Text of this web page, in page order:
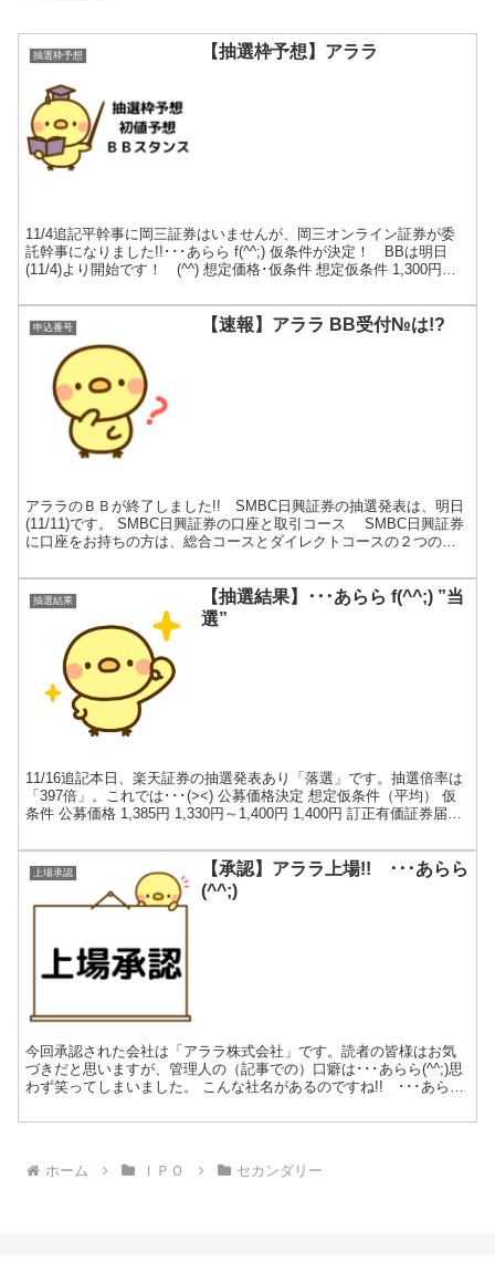
抽選枠予想 【抽選枠予想】アララ
11/4追記平幹事に岡三証券はいませんが、岡三オンライン証券が委
託幹事になりました!!･･･あらら f(^^;) 仮条件が決定！ BBは明日
(11/4)より開始です！ (^^) 想定価格･仮条件 想定仮条件 1,300円～
申込番号 【速報】アララ BB受付№は!?
アララのＢＢが終了しました!! SMBC日興証券の抽選発表は、明日
(11/11)です。 SMBC日興証券の口座と取引コース SMBC日興証券
に口座をお持ちの方は、総合コースとダイレクトコースの２つの取
抽選結果
【抽選結果】･･･あらら f(^^;) ”当
選”
11/16追記本日、楽天証券の抽選発表あり「落選」です。抽選倍率は
「397倍」。これでは･･･(><) 公募価格決定 想定仮条件（平均） 仮
条件 公募価格 1,385円 1,330円～1,400円 1,400円 訂正有価証券届出
上場承認
【承認】アララ上場!! ･･･あらら
(^^;)
今回承認された会社は「アララ株式会社」です。読者の皆様はお気
づきだと思いますが、管理人の（記事での）口癖は･･･あらら(^^;)思
わず笑ってしまいました。 こんな社名があるのですね!! ･･･あらら
ホーム ＩＰＯ セカンダリー